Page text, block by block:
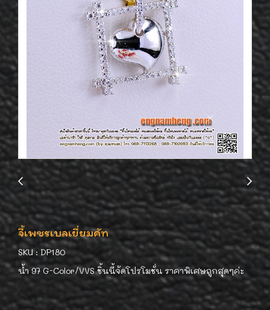
จี้เพชรเบลเยี่ยมคัท
SKU : DP180
น้ำ 97 G-Color/VVS ชิ้นนี้จัดโปรโมชั่น ราคาพิเศษถูกสุดๆค่ะ